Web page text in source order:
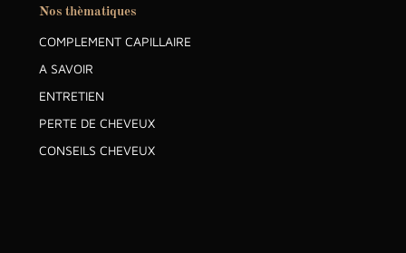
Nos thèmatiques
COMPLEMENT CAPILLAIRE
A SAVOIR
ENTRETIEN
PERTE DE CHEVEUX
CONSEILS CHEVEUX